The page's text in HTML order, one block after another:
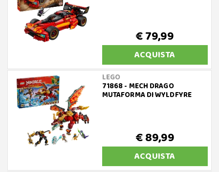
€ 79,99
ACQUISTA
LEGO
71868 - MECH DRAGO
MUTAFORMA DI WYLDFYRE
€ 89,99
ACQUISTA